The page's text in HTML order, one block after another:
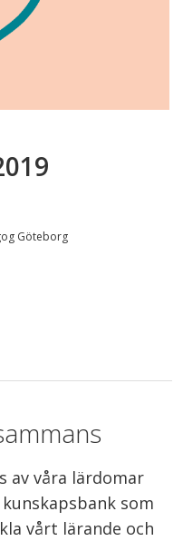
Göteborg
av våra lärdomar
som
vårt lärande och